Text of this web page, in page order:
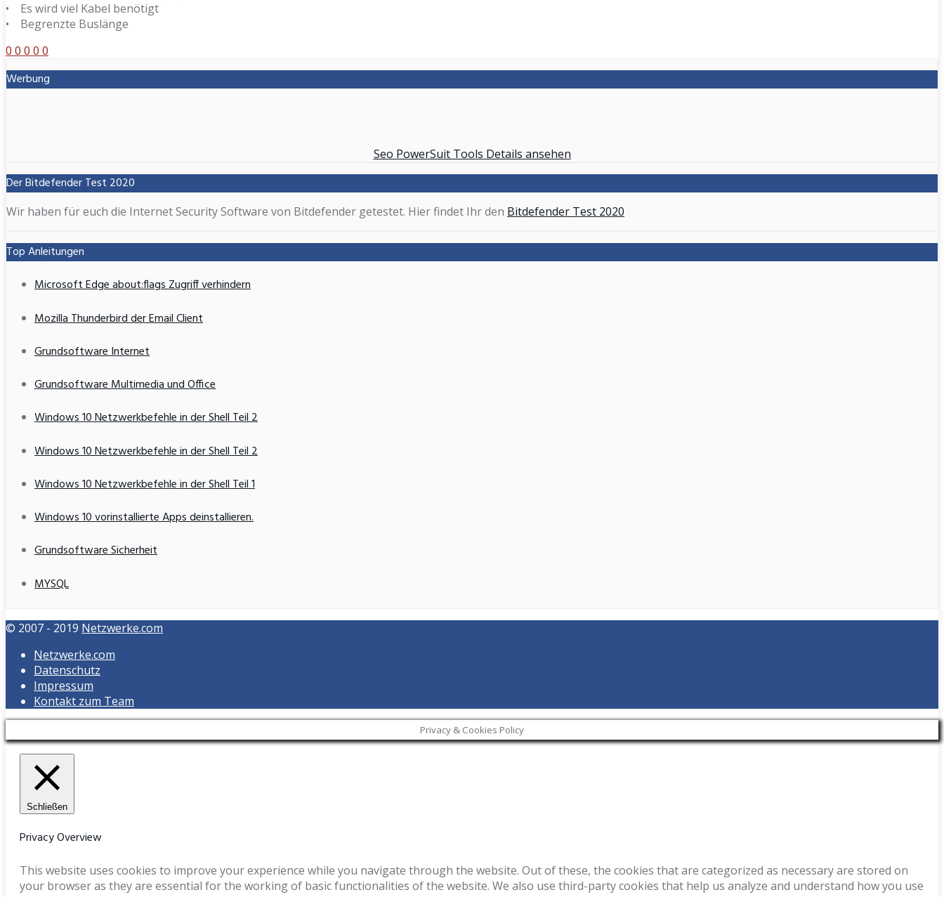
• Es wird viel Kabel benötigt
• Begrenzte Buslänge
0 0 0 0 0
Werbung
Seo PowerSuit Tools Details ansehen
Der Bitdefender Test 2020
Wir haben für euch die Internet Security Software von Bitdefender getestet. Hier findet Ihr den Bitdefender Test 2020
Top Anleitungen
Microsoft Edge about:flags Zugriff verhindern
Mozilla Thunderbird der Email Client
Grundsoftware Internet
Grundsoftware Multimedia und Office
Windows 10 Netzwerkbefehle in der Shell Teil 2
Windows 10 Netzwerkbefehle in der Shell Teil 2
Windows 10 Netzwerkbefehle in der Shell Teil 1
Windows 10 vorinstallierte Apps deinstallieren.
Grundsoftware Sicherheit
MYSQL
© 2007 - 2019 Netzwerke.com
Netzwerke.com
Datenschutz
Impressum
Kontakt zum Team
Privacy & Cookies Policy
Schließen
Privacy Overview
This website uses cookies to improve your experience while you navigate through the website. Out of these, the cookies that are categorized as necessary are stored on
your browser as they are essential for the working of basic functionalities of the website. We also use third-party cookies that help us analyze and understand how you use